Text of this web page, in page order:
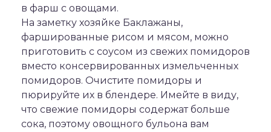
в фарш с овощами.
На заметку хозяйке Баклажаны,
фаршированные рисом и мясом, можно
приготовить с соусом из свежих помидоров
вместо консервированных измельченных
помидоров. Очистите помидоры и
пюрируйте их в блендере. Имейте в виду,
что свежие помидоры содержат больше
сока, поэтому овощного бульона вам